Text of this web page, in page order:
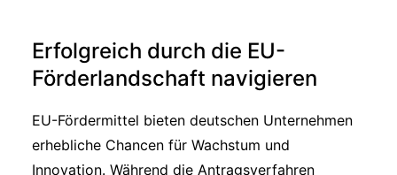
Erfolgreich durch die EU-
Förderlandschaft navigieren
EU-Fördermittel bieten deutschen Unternehmen
erhebliche Chancen für Wachstum und
Innovation. Während die Antragsverfahren